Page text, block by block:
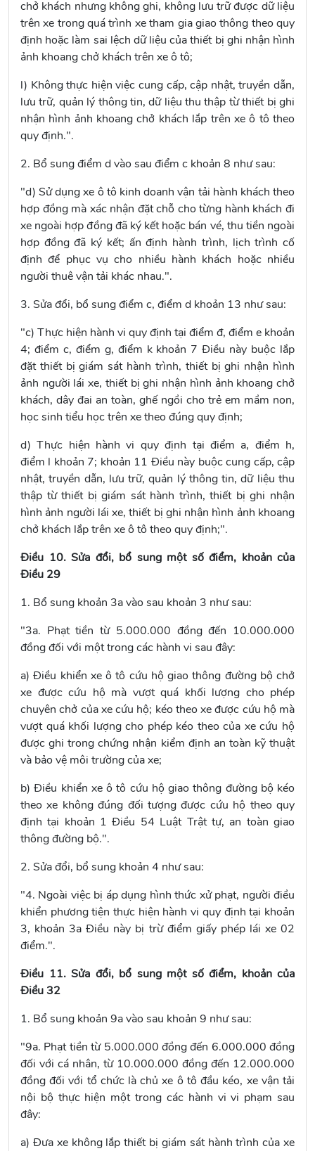
chở khách nhưng không ghi, không lưu trữ được dữ liệu
trên xe trong quá trình xe tham gia giao thông theo quy
định hoặc làm sai lệch dữ liệu của thiết bị ghi nhận hình
ảnh khoang chở khách trên xe ô tô;
l) Không thực hiện việc cung cấp, cập nhật, truyền dẫn,
lưu trữ, quản lý thông tin, dữ liệu thu thập từ thiết bị ghi
nhận hình ảnh khoang chở khách lắp trên xe ô tô theo
quy định.".
2. Bổ sung điểm d vào sau điểm c khoản 8 như sau:
"d) Sử dụng xe ô tô kinh doanh vận tải hành khách theo
hợp đồng mà xác nhận đặt chỗ cho từng hành khách đi
xe ngoài hợp đồng đã ký kết hoặc bán vé, thu tiền ngoài
hợp đồng đã ký kết; ấn định hành trình, lịch trình cố
định để phục vụ cho nhiều hành khách hoặc nhiều
người thuê vận tải khác nhau.".
3. Sửa đổi, bổ sungđiểm c, điểm d khoản 13 như sau:
"c) Thực hiện hành vi quy định tại điểm đ, điểm e khoản
4; điểm c, điểm g, điểm k khoản 7 Điều này buộc lắp
đặt thiết bị giám sát hành trình, thiết bị ghi nhận hình
ảnh người lái xe, thiết bị ghi nhận hình ảnh khoang chở
khách, dây đai an toàn, ghế ngồi cho trẻ em mầm non,
học sinh tiểu học trên xe theo đúng quy định;
d) Thực hiện hành vi quy định tại điểm a, điểm h,
điểm l khoản 7; khoản 11 Điều này buộc cung cấp, cập
nhật, truyền dẫn, lưu trữ, quản lý thông tin, dữ liệu thu
thập từ thiết bị giám sát hành trình, thiết bị ghi nhận
hình ảnh người lái xe, thiết bị ghi nhận hình ảnh khoang
chở khách lắp trên xe ô tô theo quy định;".
Điều 10. Sửa đổi, bổ sung một số điểm, khoản của
Điều 29
1. Bổ sung khoản 3a vào sau khoản 3 như sau:
"3a. Phạt tiền từ 5.000.000 đồng đến 10.000.000
đồng đối với một trong các hành vi sau đây:
a) Điều khiển xe ô tô cứu hộ giao thông đường bộ chở
xe được cứu hộ mà vượt quá khối lượng cho phép
chuyên chở của xe cứu hộ; kéo theo xe được cứu hộ mà
vượt quá khối lượng cho phép kéo theo của xe cứu hộ
được ghi trong chứng nhận kiểm định an toàn kỹ thuật
và bảo vệ môi trường của xe;
b) Điều khiển xe ô tô cứu hộ giao thông đường bộ kéo
theo xe không đúng đối tượng được cứu hộ theo quy
định tại khoản 1 Điều 54 Luật Trật tự, an toàn giao
thông đường bộ.".
2. Sửa đổi, bổ sung khoản 4 như sau:
"4. Ngoài việc bị áp dụng hình thức xử phạt, người điều
khiển phương tiện thực hiện hành vi quy định tại khoản
3, khoản 3a Điều này bị trừ điểm giấy phép lái xe 02
điểm.".
Điều 11. Sửa đổi, bổ sung một số điểm, khoản của
Điều 32
1. Bổ sung khoản 9a vào sau khoản 9 như sau:
"9a. Phạt tiền từ 5.000.000 đồng đến 6.000.000 đồng
đối với cá nhân, từ 10.000.000 đồng đến 12.000.000
đồng đối với tổ chức là chủ xe ô tô đầu kéo, xe vận tải
nội bộ thực hiện một trong các hành vi vi phạm sau
đây:
a) Đưa xe không lắp thiết bị giám sát hành trình của xe